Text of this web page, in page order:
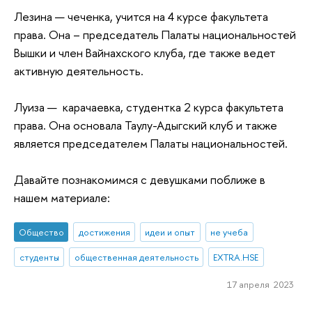
Лезина — чеченка, учится на 4 курсе факультета
права. Она – председатель Палаты национальностей
Вышки и член Вайнахского клуба, где также ведет
активную деятельность.
Луиза — карачаевка, студентка 2 курса факультета
права. Она основала Таулу-Адыгский клуб и также
является председателем Палаты национальностей.
Давайте познакомимся с девушками поближе в
нашем материале:
Общество достижения идеи и опыт
не учеба
студенты
общественная деятельность EXTRA.HSE
17 апреля 2023